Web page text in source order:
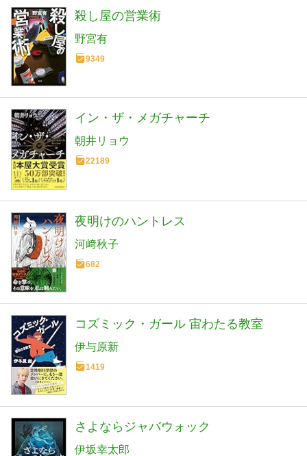
殺し屋の営業術
野宮有
9349
イン・ザ・メガチャーチ
朝井リョウ
22189
夜明けのハントレス
河﨑秋子
682
コズミック・ガール 宙わたる教室
伊与原新
1419
さよならジャバウォック
伊坂幸太郎